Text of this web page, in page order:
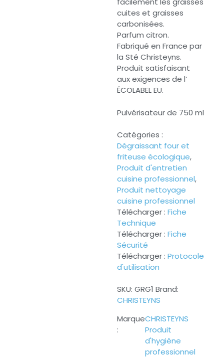
cuites et graisses
carbonisées.
Parfum citron.
Fabriqué en France par
la Sté Christeyns.
Produit satisfaisant
aux exigences de l’
ÉCOLABEL EU.
Pulvérisateur de 750 ml
Catégories :
Dégraissant four et
friteuse écologique,
Produit d'entretien
cuisine professionnel,
Produit nettoyage
cuisine professionnel
Télécharger : Fiche
Technique
Télécharger : Fiche
Sécurité
Télécharger : Protocole
d'utilisation
SKU: GRG1 Brand:
CHRISTEYNS
CHRISTEYNS
Produit
d'hygiène
professionnel